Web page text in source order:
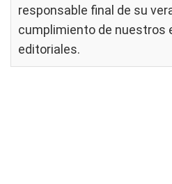
responsable final de su
cumplimiento de nuestros
editoriales.